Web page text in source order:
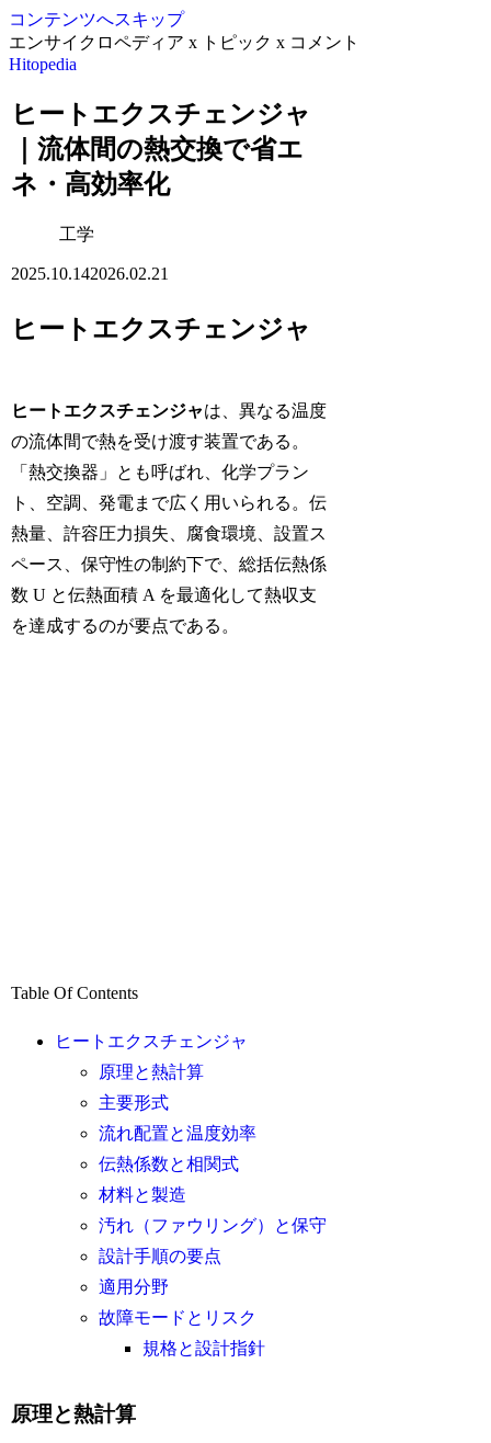
コンテンツへスキップ
エンサイクロペディア x トピック x コメント
Hitopedia
ヒートエクスチェンジャ
｜流体間の熱交換で省エ
ネ・高効率化
工学
2025.10.142026.02.21
ヒートエクスチェンジャ
ヒートエクスチェンジャは、異なる温度
の流体間で熱を受け渡す装置である。
「熱交換器」とも呼ばれ、化学プラン
ト、空調、発電まで広く用いられる。伝
熱量、許容圧力損失、腐食環境、設置ス
ペース、保守性の制約下で、総括伝熱係
数 U と伝熱面積 A を最適化して熱収支
を達成するのが要点である。
Table Of Contents
ヒートエクスチェンジャ
原理と熱計算
主要形式
流れ配置と温度効率
伝熱係数と相関式
材料と製造
汚れ（ファウリング）と保守
設計手順の要点
適用分野
故障モードとリスク
規格と設計指針
原理と熱計算